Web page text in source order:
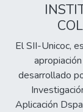
El SII-Unicoc,
desarrollado
Aplicación